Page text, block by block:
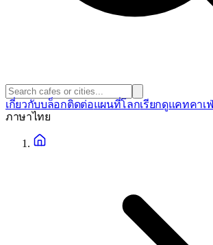
เกี่ยวกับบล็อกติดต่อแผนที่โลกเรียกดูแคทคาเฟ่
ภาษาไทย